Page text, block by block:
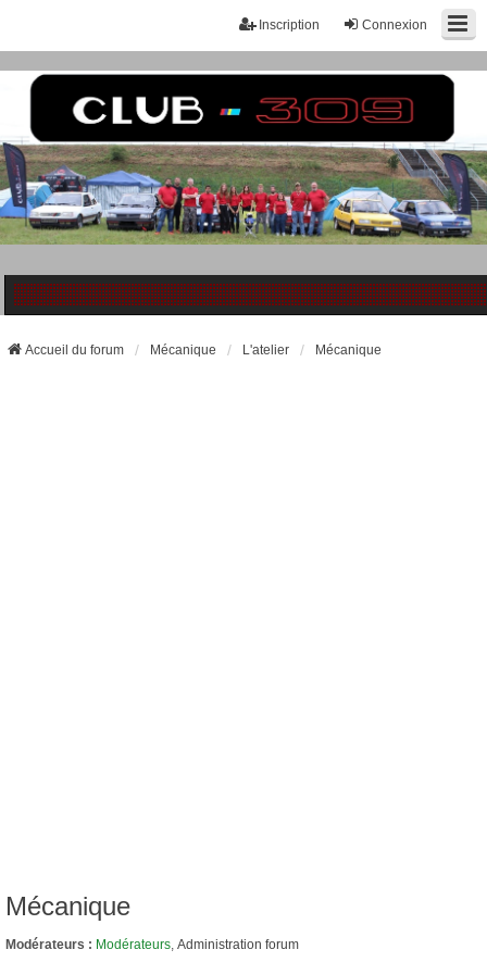
Connexion
Inscription
Accueil du forum Mécanique L'atelier Mécanique
Mécanique
Modérateurs : Modérateurs, Administration forum